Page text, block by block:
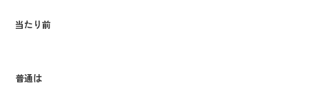
当たり前
普通は